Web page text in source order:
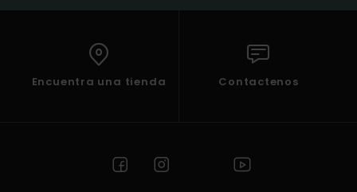
Encuentra una tienda Contactenos